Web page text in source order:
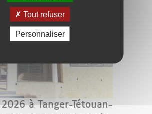
à Tanger-Tétouan-
Tout refuser
Personnaliser